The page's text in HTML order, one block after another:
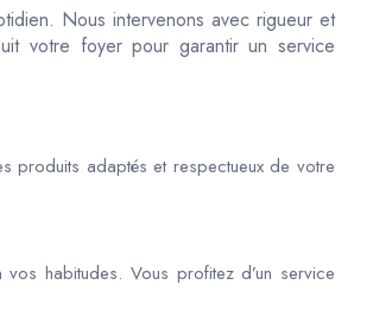
Nous intervenons avec rigueur et
votre foyer pour garantir un service
produits adaptés et respectueux de votre
habitudes. Vous profitez d’un service